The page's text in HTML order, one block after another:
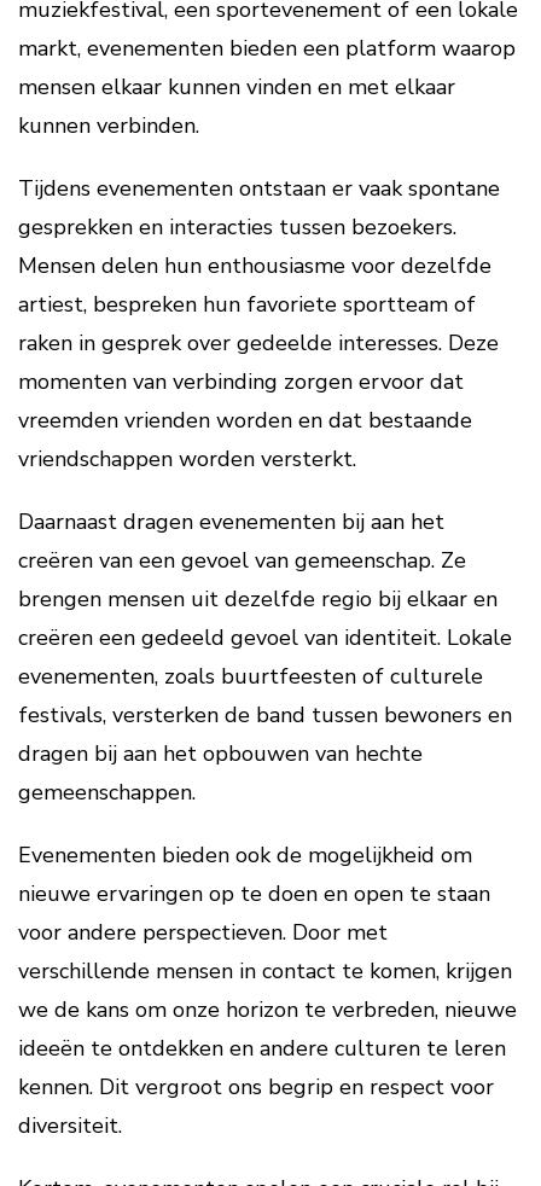
muziekfestival, een sportevenement of een lokale
markt, evenementen bieden een platform waarop
mensen elkaar kunnen vinden en met elkaar
kunnen verbinden.
Tijdens evenementen ontstaan er vaak spontane
gesprekken en interacties tussen bezoekers.
Mensen delen hun enthousiasme voor dezelfde
artiest, bespreken hun favoriete sportteam of
raken in gesprek over gedeelde interesses. Deze
momenten van verbinding zorgen ervoor dat
vreemden vrienden worden en dat bestaande
vriendschappen worden versterkt.
Daarnaast dragen evenementen bij aan het
creëren van een gevoel van gemeenschap. Ze
brengen mensen uit dezelfde regio bij elkaar en
creëren een gedeeld gevoel van identiteit. Lokale
evenementen, zoals buurtfeesten of culturele
festivals, versterken de band tussen bewoners en
dragen bij aan het opbouwen van hechte
gemeenschappen.
Evenementen bieden ook de mogelijkheid om
nieuwe ervaringen op te doen en open te staan
voor andere perspectieven. Door met
verschillende mensen in contact te komen, krijgen
we de kans om onze horizon te verbreden, nieuwe
ideeën te ontdekken en andere culturen te leren
kennen. Dit vergroot ons begrip en respect voor
diversiteit.